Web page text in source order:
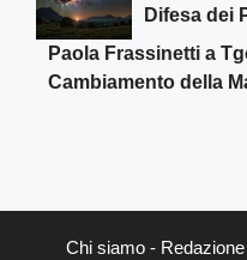
Difesa dei
Paola Frassinetti a
Cambiamento della
Chi siamo- Redazione